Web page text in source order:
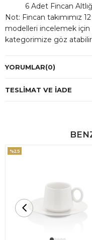
6 Adet Fincan
Not: Fincan takımımız
modelleri incelemek için
kategorimize göz
YORUMLAR(0)
TESLIMAT VE İADE
%25